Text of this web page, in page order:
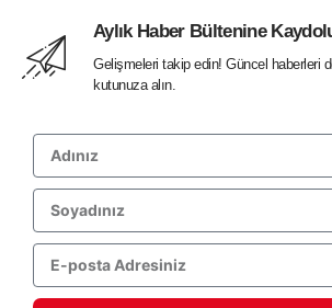
Aylık Haber Bültenine
Gelişmeleri takip edin! Güncel haberleri
kutunuza alın.